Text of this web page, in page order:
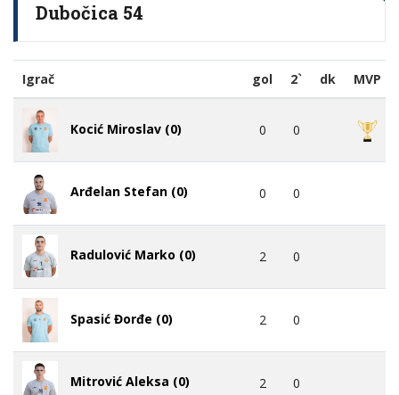
Dubočica 54
Igrač gol 2` dk MVP
Kocić Miroslav (0) 0 0
Arđelan Stefan (0) 0 0
Radulović Marko (0) 2 0
Spasić Đorđe (0) 2 0
Mitrović Aleksa (0) 2 0